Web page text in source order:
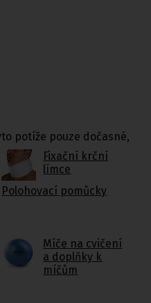
Fixační krční
límce
Polohovací pomůcky
Míče na cvičení
a doplňky k
míčům
potíže pouze dočasné,